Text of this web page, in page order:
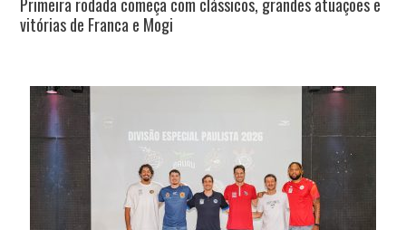
vitórias de Franca e Mogi